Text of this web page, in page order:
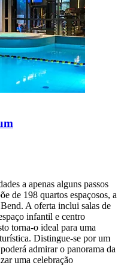
a apenas alguns passos
de 198 quartos espaçosos, a
A oferta inclui salas de
infantil e centro
torna-o ideal para uma
Distingue-se por um
admirar o panorama da
uma celebração